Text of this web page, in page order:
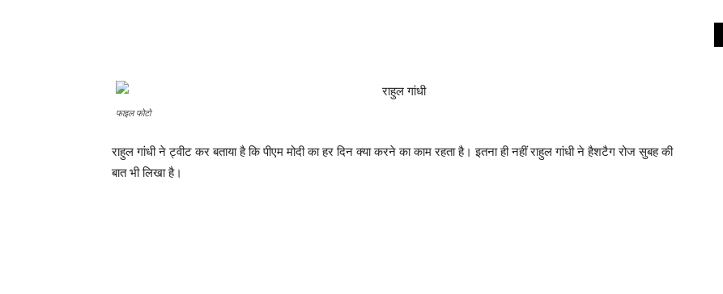
फाइल फोटो
राहुल गांधी ने ट्वीट कर बताया है कि पीएम मोदी का हर दिन क्या करने का काम रहता है। इतना ही नहीं राहुल गांधी ने हैशटैग रोज सुबह की
बात भी लिखा है।